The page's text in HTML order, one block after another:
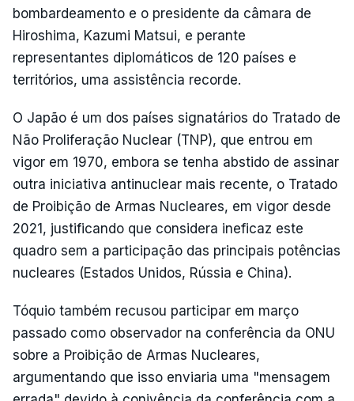
bombardeamento e o presidente da câmara de
Hiroshima, Kazumi Matsui, e perante
representantes diplomáticos de 120 países e
territórios, uma assistência recorde.
O Japão é um dos países signatários do Tratado de
Não Proliferação Nuclear (TNP), que entrou em
vigor em 1970, embora se tenha abstido de assinar
outra iniciativa antinuclear mais recente, o Tratado
de Proibição de Armas Nucleares, em vigor desde
2021, justificando que considera ineficaz este
quadro sem a participação das principais potências
nucleares (Estados Unidos, Rússia e China).
Tóquio também recusou participar em março
passado como observador na conferência da ONU
sobre a Proibição de Armas Nucleares,
argumentando que isso enviaria uma "mensagem